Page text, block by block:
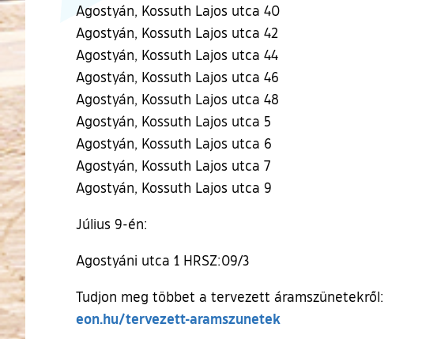
Agostyán, Kossuth Lajos utca 40
Agostyán, Kossuth Lajos utca 42
Agostyán, Kossuth Lajos utca 44
Agostyán, Kossuth Lajos utca 46
Agostyán, Kossuth Lajos utca 48
Agostyán, Kossuth Lajos utca 5
Agostyán, Kossuth Lajos utca 6
Agostyán, Kossuth Lajos utca 7
Agostyán, Kossuth Lajos utca 9
Július 9-én:
Agostyáni utca 1 HRSZ:09/3
Tudjon meg többet a tervezett áramszünetekről:
eon.hu/tervezett-aramszunetek(külső hivatkozás)